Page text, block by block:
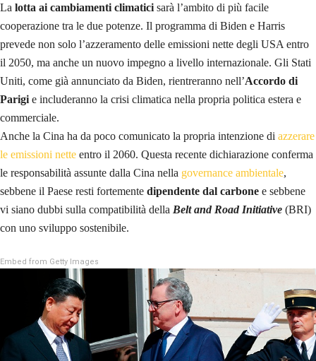
La lotta ai cambiamenti climatici sarà l’ambito di più facile
cooperazione tra le due potenze. Il programma di Biden e Harris
prevede non solo l’azzeramento delle emissioni nette degli USA entro
il 2050, ma anche un nuovo impegno a livello internazionale. Gli Stati
Uniti, come già annunciato da Biden, rientreranno nell’Accordo di
Parigi e includeranno la crisi climatica nella propria politica estera e
commerciale.
Anche la Cina ha da poco comunicato la propria intenzione di azzerare
le emissioni nette entro il 2060. Questa recente dichiarazione conferma
le responsabilità assunte dalla Cina nella governance ambientale,
sebbene il Paese resti fortemente dipendente dal carbone e sebbene
vi siano dubbi sulla compatibilità della Belt and Road Initiative (BRI)
con uno sviluppo sostenibile.
Embed from Getty Images